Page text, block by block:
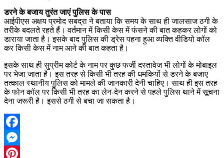
डरने के बजाय तुरंत जाएं पुलिस के पास
आईपीएस अक्षय प्रमोद सबद्रा ने बताया कि समय के साथ ही जालसाज ठगी के
तरीके बदलते रहते हैं। वर्तमान में किसी केस में फंसने की बात कहकर लोगों को
डाराया जाता है। इसके बाद पुलिस की ड्रेस पहना हुआ व्यक्ति वीडियो कॉल
कर किसी केस में नाम आने की बात कहता है।
इसके साथ ही सुप्रीम कोर्ट के नाम पर कुछ फर्जी दस्तावेज भी लोगों के मोबाइल
पर भेजा जाता है। इस तरह से किसी भी तरह की धमकियों से डरने के बजाए
तत्काल स्थानीय पुलिस को मामले की जानकारी देनी चाहिए। साथ ही इस तरह
के फोन कॉल पर किसी भी तरह का लेन-देन करने से पहले पुलिस थाने में सूचना
देना जरूरी है। इससे ठगी से बचा जा सकता है।
Facebook
Messenger